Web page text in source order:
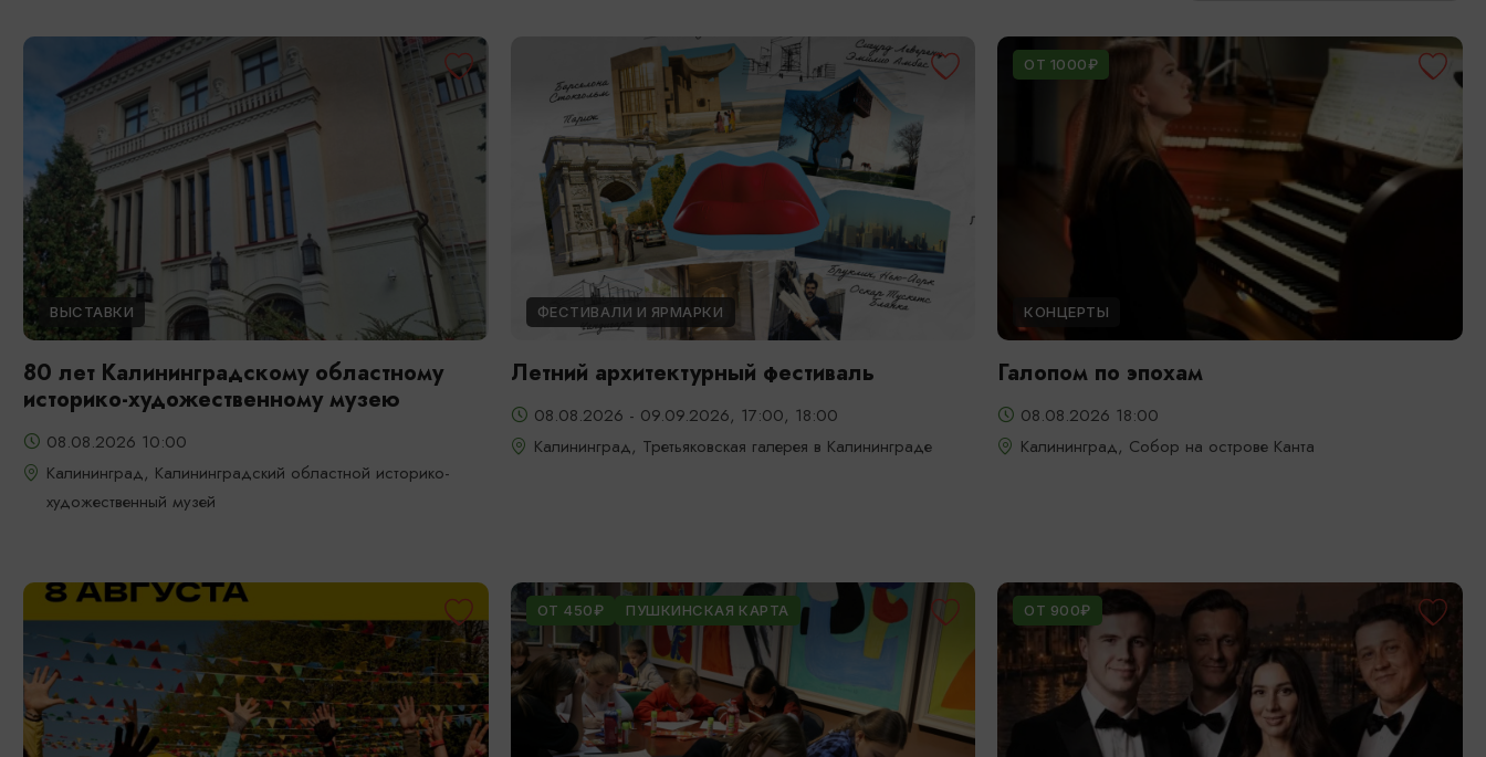
ВЫСТАВКИ
80 лет Калининградскому областному
историко-художественному музею
08.08.2026 10:00
Калининград, Калининградский областной историко-
художественный музей
ФЕСТИВАЛИ И ЯРМАРКИ
Летний архитектурный фестиваль
08.08.2026 - 09.09.2026, 17:00, 18:00
Калининград, Третьяковская галерея в Калининграде
ОТ 1000₽
КОНЦЕРТЫ
Галопом по эпохам
08.08.2026 18:00
Калининград, Собор на острове Канта
ОТ 450₽ ПУШКИНСКАЯ КАРТА ОТ 900₽